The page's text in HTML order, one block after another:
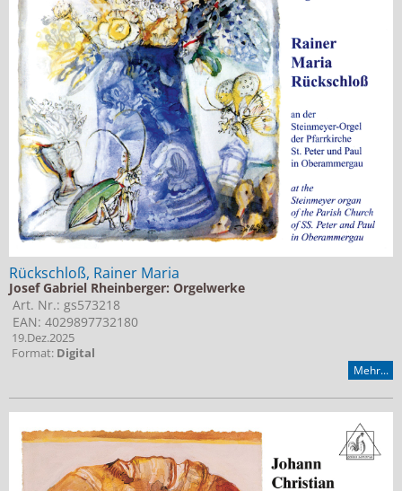
Rückschloß, Rainer Maria
Josef Gabriel Rheinberger: Orgelwerke
Art. Nr.: gs573218
EAN: 4029897732180
19.Dez.2025
Format: Digital
Mehr...